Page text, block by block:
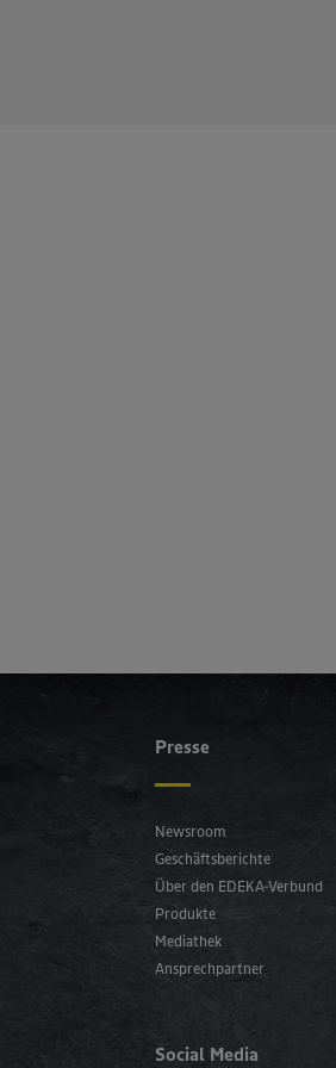
Presse
Newsroom
Geschäftsberichte
Über den EDEKA-Verbund
Produkte
Mediathek
Ansprechpartner
Social Media